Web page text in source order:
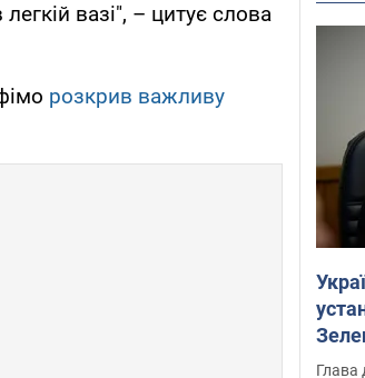
вазі", – цитує слова
розкрив важливу
Глава